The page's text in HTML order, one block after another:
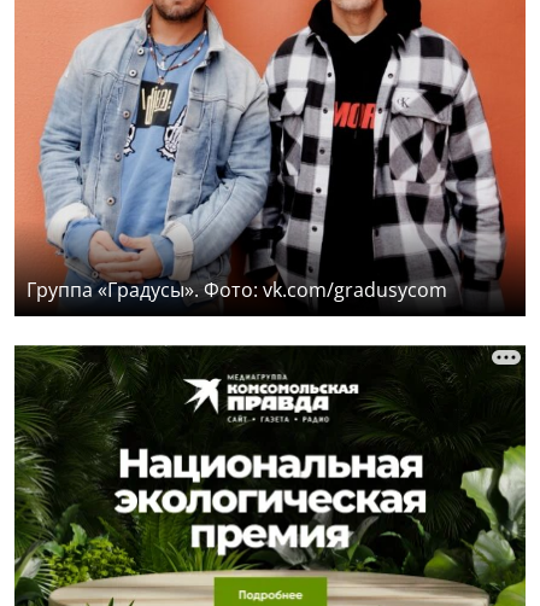
Группа «Градусы». Фото: vk.com/gradusycom